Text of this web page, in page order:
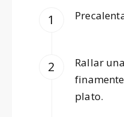
Rallar
plato.